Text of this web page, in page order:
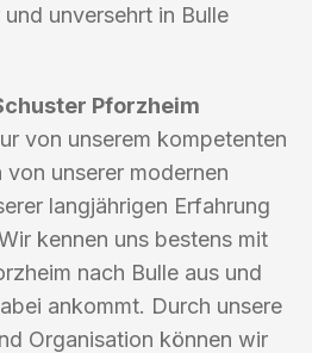
unversehrt in Bulle
Pforzheim
von unserem kompetenten
unserer modernen
langjährigen Erfahrung
kennen uns bestens mit
nach Bulle aus und
ankommt. Durch unsere
Organisation können wir